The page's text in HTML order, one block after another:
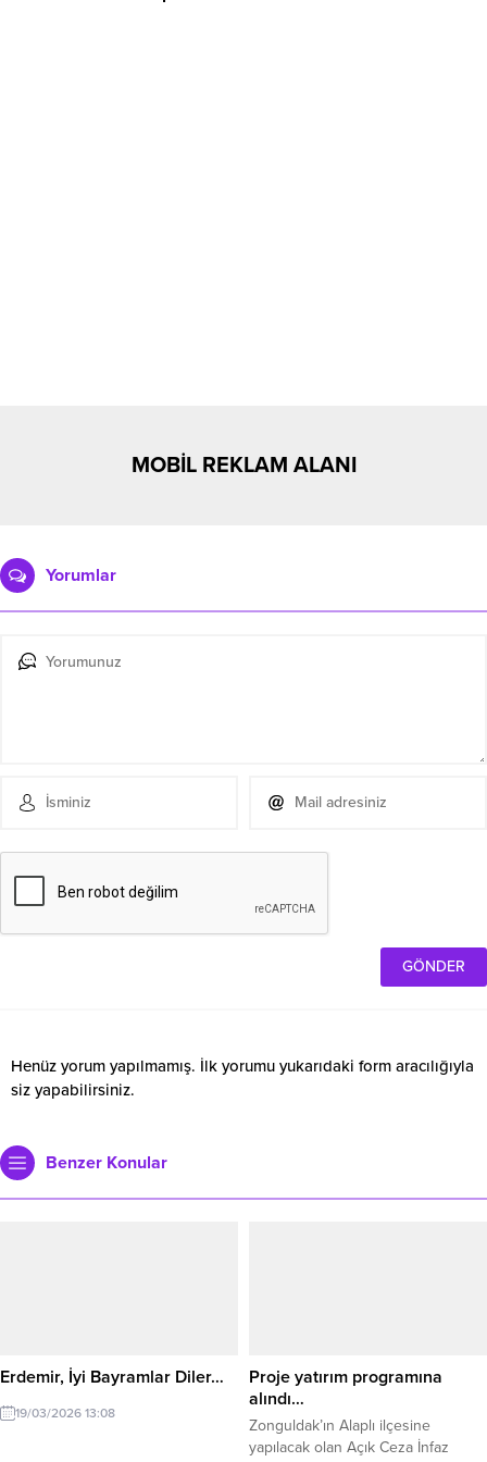
MOBİL REKLAM ALANI
Yorumlar
Henüz yorum yapılmamış. İlk yorumu yukarıdaki form aracılığıyla
siz yapabilirsiniz.
Benzer Konular
Erdemir, İyi Bayramlar Diler…
19/03/2026 13:08
Proje yatırım programına
alındı…
Zonguldak’ın Alaplı ilçesine
yapılacak olan Açık Ceza İnfaz